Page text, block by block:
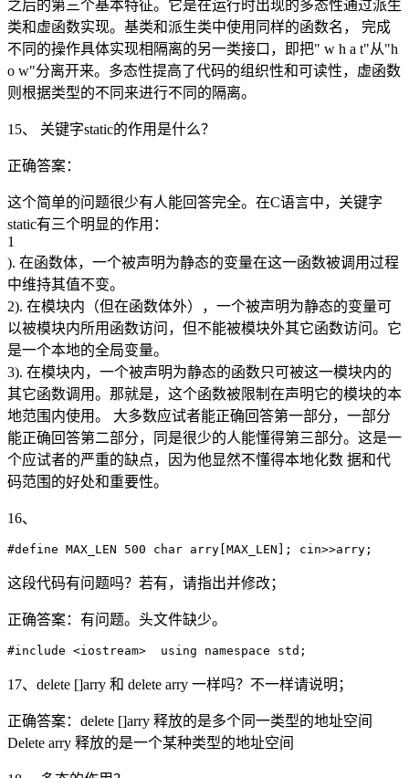
之后的第三个基本特征。它是在运行时出现的多态性通过派生
类和虚函数实现。基类和派生类中使用同样的函数名， 完成
不同的操作具体实现相隔离的另一类接口，即把" w h a t"从"h
o w"分离开来。多态性提高了代码的组织性和可读性，虚函数
则根据类型的不同来进行不同的隔离。
15、 关键字static的作用是什么？
正确答案：
这个简单的问题很少有人能回答完全。在C语言中，关键字
static有三个明显的作用：
1
). 在函数体，一个被声明为静态的变量在这一函数被调用过程
中维持其值不变。
2). 在模块内（但在函数体外），一个被声明为静态的变量可
以被模块内所用函数访问，但不能被模块外其它函数访问。它
是一个本地的全局变量。
3). 在模块内，一个被声明为静态的函数只可被这一模块内的
其它函数调用。那就是，这个函数被限制在声明它的模块的本
地范围内使用。 大多数应试者能正确回答第一部分，一部分
能正确回答第二部分，同是很少的人能懂得第三部分。这是一
个应试者的严重的缺点，因为他显然不懂得本地化数 据和代
码范围的好处和重要性。
16、
#define MAX_LEN 500 char arry[MAX_LEN]; cin>>arry;
这段代码有问题吗？若有，请指出并修改；
正确答案：有问题。头文件缺少。
17、delete []arry 和 delete arry 一样吗？不一样请说明；
正确答案：delete []arry 释放的是多个同一类型的地址空间
Delete arry 释放的是一个某种类型的地址空间